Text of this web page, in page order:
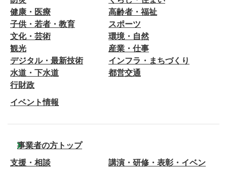
健康・医療
高齢者・福祉
子供・若者・教育
スポーツ
文化・芸術
環境・自然
観光
産業・仕事
デジタル・最新技術
インフラ・まちづくり
水道・下水道
都営交通
行財政
イベント情報
事業者の方トップ
支援・相談
講演・研修・表彰・イベン